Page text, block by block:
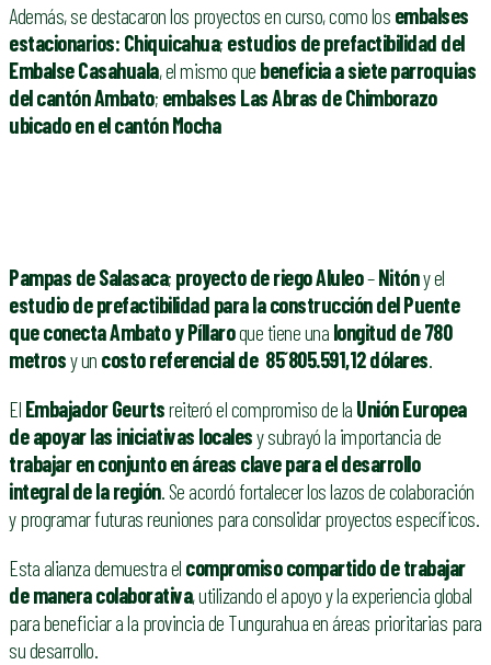
Además, se destacaron los proyectos en curso, como los embalses
estacionarios: Chiquicahua; estudios de prefactibilidad del
Embalse Casahuala, el mismo que beneficia a siete parroquias
del cantón Ambato; embalses Las Abras de Chimborazo
ubicado en el cantón Mocha
Pampas de Salasaca; proyecto de riego Aluleo–Nitóny el
estudio de prefactibilidad para la construcción del Puente
que conecta Ambato y Píllaroque tiene una longitud de 780
metrosy un costo referencial de 85´805.591,12 dólares.
El Embajador Geurtsreiteró el compromiso de la Unión Europea
de apoyar las iniciativas localesy subrayó la importancia de
trabajar en conjunto en áreas clave para el desarrollo
integral de la región. Se acordó fortalecer los lazos de colaboración
y programar futuras reuniones para consolidar proyectos específicos.
Esta alianza demuestra el compromiso compartido de trabajar
de manera colaborativa, utilizando el apoyo y la experiencia global
para beneficiar a la provincia de Tungurahua en áreas prioritarias para
su desarrollo.